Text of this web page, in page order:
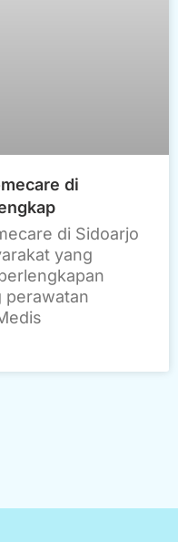
di
di Sidoarjo
yang
perawatan